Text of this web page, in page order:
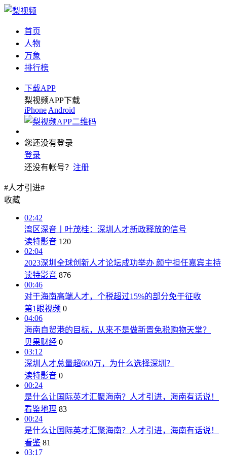
首页
人物
万象
排行榜
下载APP
梨视频APP下载
iPhone Android
您还没有登录
登录
还没有帐号？ 注册
#人才引进#
收藏
02:42
湾区深音丨叶茂桂：深圳人才新政释放的信号
读特影音 120
02:04
2023深圳全球创新人才论坛成功举办 颜宁担任嘉宾主持
读特影音 876
00:46
对于海南高端人才，个税超过15%的部分免于征收
第1眼视频 0
04:06
海南自贸港的目标，从来不是做新晋免税购物天堂？
贝果财经 0
03:12
深圳人才总量超600万，为什么选择深圳？
读特影音 0
00:24
是什么让国际英才汇聚海南？人才引进，海南有话说！
看鉴地理 83
00:24
是什么让国际英才汇聚海南？人才引进，海南有话说！
看鉴 81
03:17